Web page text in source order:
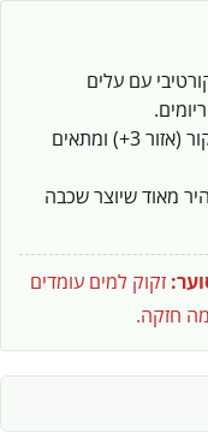
עם עלים
עמיד במיוחד לקור (אזור 3+) ומתאים
מאוד שיוצר שכבה
זקוק למים עומדים
חזקה.